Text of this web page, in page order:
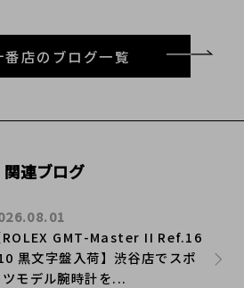
番店のブログ一覧
関連ブログ
ROLEX GMT-Master II Ref.16
黒文字盤入荷】渋谷店でスポ
モデル腕時計を...